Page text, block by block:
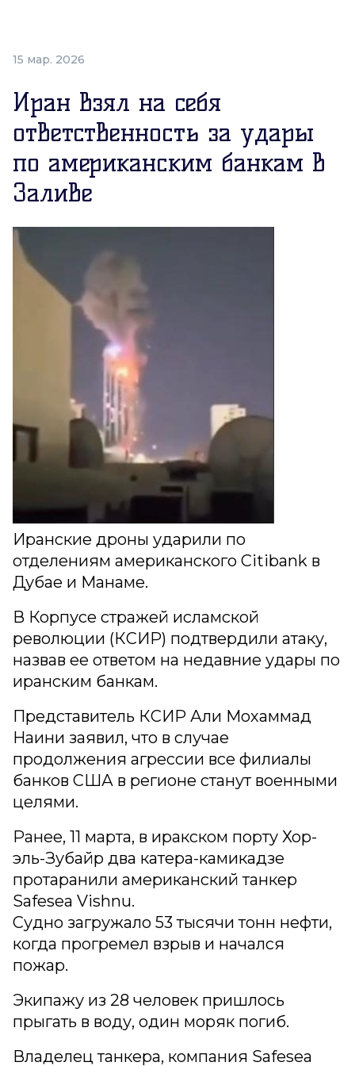
15 мар. 2026
Иран взял на себя
ответственность за удары
по американским банкам в
Заливе
Иранские дроны ударили по
отделениям американского Citibank в
Дубае и Манаме.
В Корпусе стражей исламской
революции (КСИР) подтвердили атаку,
назвав ее ответом на недавние удары по
иранским банкам.
Представитель КСИР Али Мохаммад
Наини заявил, что в случае
продолжения агрессии все филиалы
банков США в регионе станут военными
целями.
Ранее, 11 марта, в иракском порту Хор-
эль-Зубайр два катера-камикадзе
протаранили американский танкер
Safesea Vishnu.
Судно загружало 53 тысячи тонн нефти,
когда прогремел взрыв и начался
пожар.
Экипажу из 28 человек пришлось
прыгать в воду, один моряк погиб.
Владелец танкера, компания Safesea